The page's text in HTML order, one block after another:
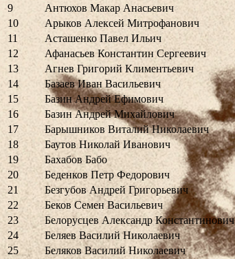
9
Антюхов Макар Анасьевич
10
Арыков Алексей Митрофанович
11
Асташенко Павел Ильич
12
Афанасьев Константин Сергеевич
13
Агнев Григорий Климентьевич
14
Базаев Иван Васильевич
15
Базин Андрей Ефимович
16
Базин Андрей Михайлович
17
Барышников Виталий Николаевич
18
Баутов Николай Иванович
19
Бахабов Бабо
20
Беденков Петр Федорович
21
Безгубов Андрей Григорьевич
22
Беков Семен Васильевич
23
Белорусцев Александр Константинович
24
Беляев Василий Николаевич
25
Беляков Василий Николаевич